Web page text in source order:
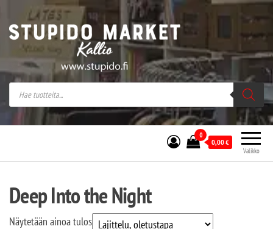
Stupido Market – verkossa ja kivijalassa
Stupido Market on vaihtoehtomusaan
erikoistunut verkko- sekä
kivijalkakauppa Helsingissä Kallion
sydämessä.
Valikko
0
0,00€
Deep Into the Night
Näytetään ainoa tulos